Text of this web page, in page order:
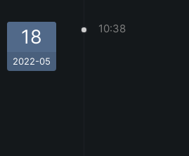
18
2022-05
10:38